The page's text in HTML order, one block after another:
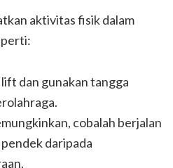
aktivitas fisik dalam
dan gunakan tangga
cobalah berjalan
daripada